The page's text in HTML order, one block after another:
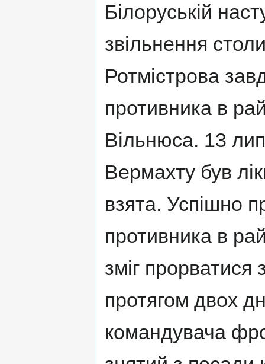
Білоруській
звільнення
Ротмістрова
противника в
Вільнюса. 13
Вермахту був
взята. Успішно
противника в
зміг прорватися
протягом двох
командувача